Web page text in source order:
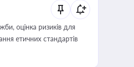
оцінка ризиків для
етичних стандартів